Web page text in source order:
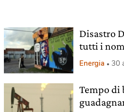
Disastro
tutti i
Energia 30
Tempo di